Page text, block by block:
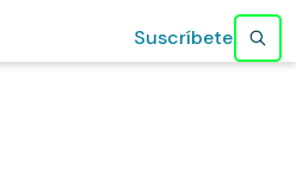
Suscríbete